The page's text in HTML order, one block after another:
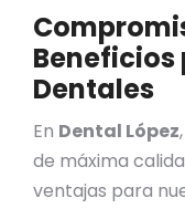
Dentales
En Dental López
de máxima
ventajas para